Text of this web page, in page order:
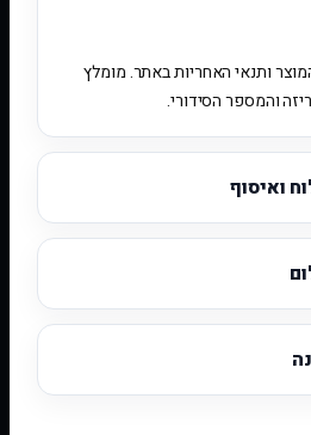
ותנאי האחריות באתר. מומלץ
והמספר הסידורי.
ואיסוף